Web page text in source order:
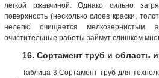
легкой ржавчиной. Однако сильно
поверхность (несколько слоев краски,
нелегко очищается
очистительные работы займут слишком
16. Сортамент труб и область
Таблица 3 Сортамент труб для